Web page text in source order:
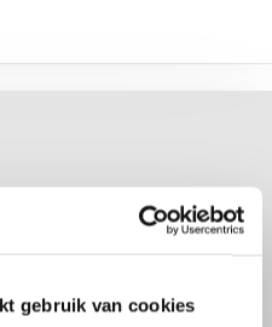
gebruik van cookies